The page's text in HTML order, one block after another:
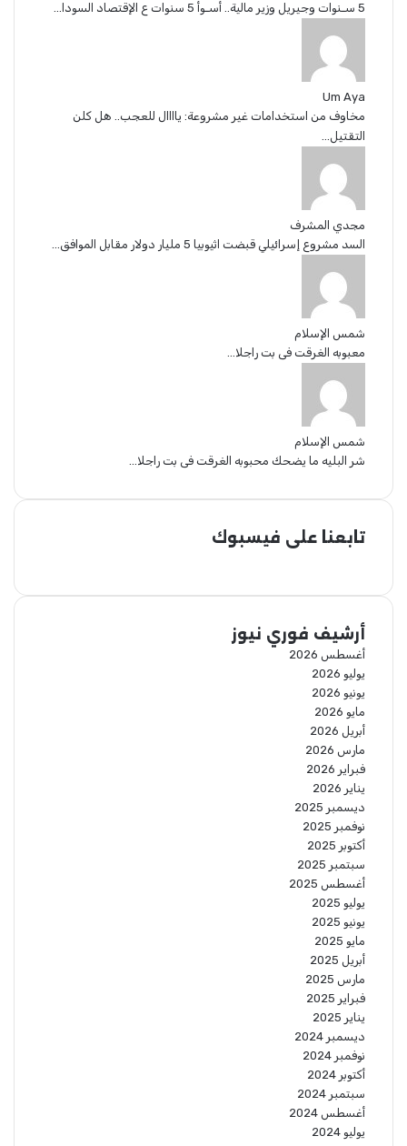
5 سـنوات وجيريل وزير مالية.. أسـوأ 5 سنوات ع الإقتصاد السودا...
Um Aya
مخاوف من استخدامات غير مشروعة: ياااال للعجب.. هل كلن
التقتيل...
مجدي المشرف
السد مشروع إسرائيلي قبضت اثيوبيا 5 مليار دولار مقابل الموافق...
شمس الإسلام
معبوبه الغرقت فى بت راجلا...
شمس الإسلام
شر البليه ما يضحك محبوبه الغرقت فى بت راجلا...
تابعنا على فيسبوك
أرشيف فوري نيوز
أغسطس 2026
يوليو 2026
يونيو 2026
مايو 2026
أبريل 2026
مارس 2026
فبراير 2026
يناير 2026
ديسمبر 2025
نوفمبر 2025
أكتوبر 2025
سبتمبر 2025
أغسطس 2025
يوليو 2025
يونيو 2025
مايو 2025
أبريل 2025
مارس 2025
فبراير 2025
يناير 2025
ديسمبر 2024
نوفمبر 2024
أكتوبر 2024
سبتمبر 2024
أغسطس 2024
يوليو 2024